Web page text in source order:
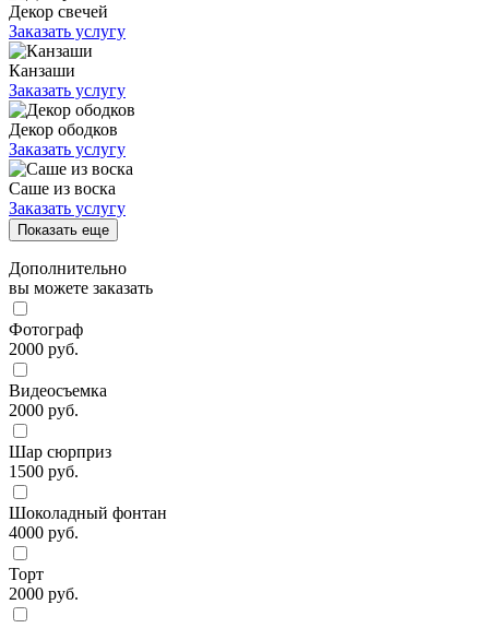
Декор свечей
Заказать услугу
Канзаши
Заказать услугу
Декор ободков
Заказать услугу
Саше из воска
Заказать услугу
Показать еще
Дополнительно
вы можете заказать
Фотограф
2000 руб.
Видеосъемка
2000 руб.
Шар сюрприз
1500 руб.
Шоколадный фонтан
4000 руб.
Торт
2000 руб.